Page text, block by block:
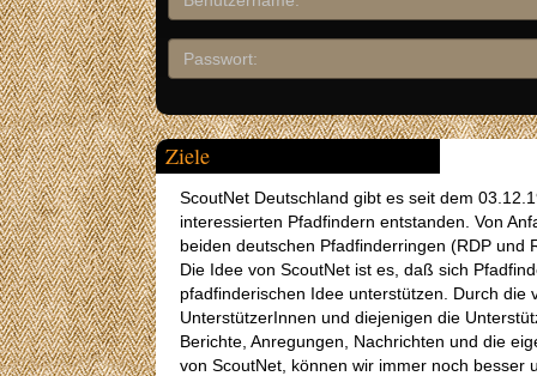
Ziele
ScoutNet Deutschland gibt es seit dem
interessierten Pfadfindern entstanden. Von
beiden deutschen Pfadfinderringen (RDP und
Die Idee von ScoutNet ist es, daß sich
pfadfinderischen Idee unterstützen. Durch
UnterstützerInnen und diejenigen die
Berichte, Anregungen, Nachrichten und die
von ScoutNet, können wir immer noch besser